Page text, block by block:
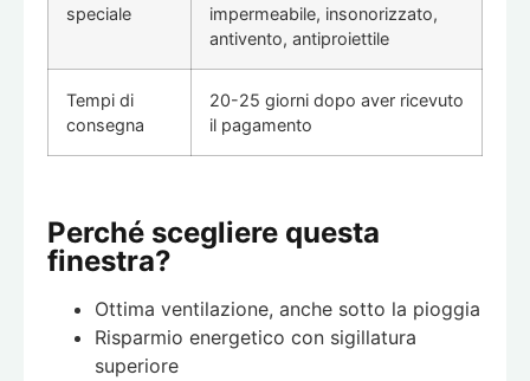
speciale
impermeabile, insonorizzato,
antivento, antiproiettile
Tempi di
consegna
20-25 giorni dopo aver ricevuto
il pagamento
Perché scegliere questa
finestra?
Ottima ventilazione, anche sotto la pioggia
Risparmio energetico con sigillatura
superiore